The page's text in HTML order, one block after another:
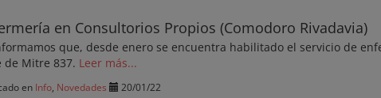
en Consultorios Propios (Comodoro Rivadavia)
que, desde enero se encuentra habilitado el servicio de
de Mitre 837. Leer más...
en Info Novedades 20/01/22